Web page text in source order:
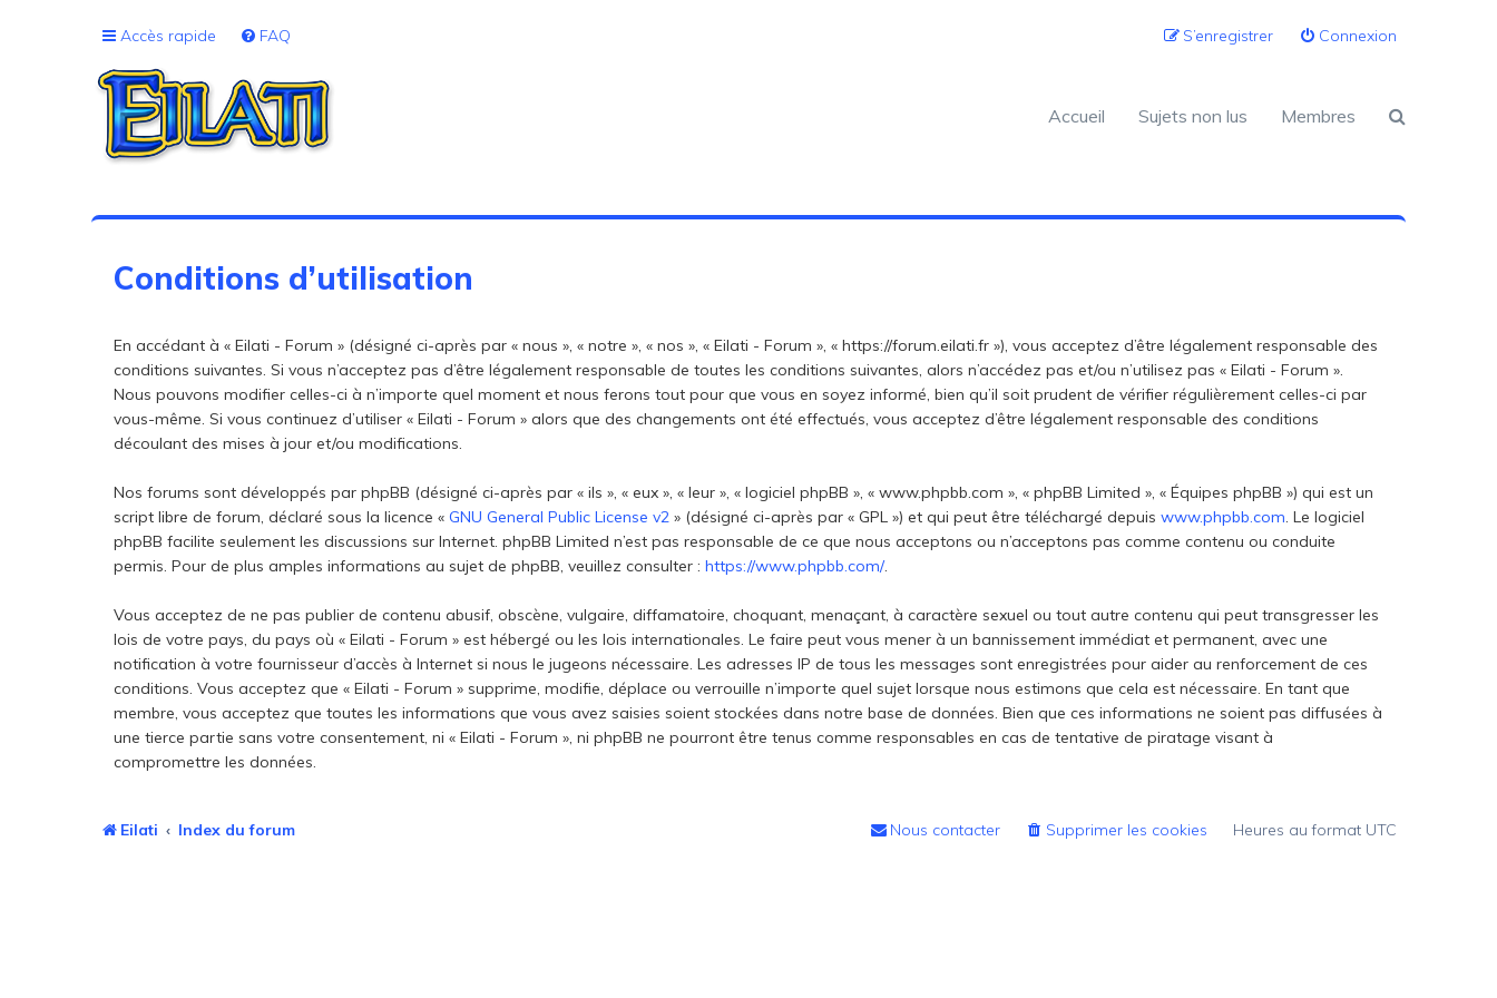
Accès rapide FAQ Connexion
S’enregistrer
Accueil Sujets non lus Membres
Conditions d’utilisation
En accédant à « Eilati - Forum » (désigné ci-après par « nous », « notre », « nos », « Eilati - Forum », « https://forum.eilati.fr »), vous acceptez d’être légalement responsable des
conditions suivantes. Si vous n’acceptez pas d’être légalement responsable de toutes les conditions suivantes, alors n’accédez pas et/ou n’utilisez pas « Eilati - Forum ».
Nous pouvons modifier celles-ci à n’importe quel moment et nous ferons tout pour que vous en soyez informé, bien qu’il soit prudent de vérifier régulièrement celles-ci par
vous-même. Si vous continuez d’utiliser « Eilati - Forum » alors que des changements ont été effectués, vous acceptez d’être légalement responsable des conditions
découlant des mises à jour et/ou modifications.
Nos forums sont développés par phpBB (désigné ci-après par « ils », « eux », « leur », « logiciel phpBB », « www.phpbb.com », « phpBB Limited », « Équipes phpBB ») qui est un
script libre de forum, déclaré sous la licence «GNU General Public License v2 » (désigné ci-après par « GPL ») et qui peut être téléchargé depuiswww.phpbb.com. Le logiciel
phpBB facilite seulement les discussions sur Internet. phpBB Limited n’est pas responsable de ce que nous acceptons ou n’acceptons pas comme contenu ou conduite
permis. Pour de plus amples informations au sujet de phpBB, veuillez consulter :https://www.phpbb.com/.
Vous acceptez de ne pas publier de contenu abusif, obscène, vulgaire, diffamatoire, choquant, menaçant, à caractère sexuel ou tout autre contenu qui peut transgresser les
lois de votre pays, du pays où « Eilati - Forum » est hébergé ou les lois internationales. Le faire peut vous mener à un bannissement immédiat et permanent, avec une
notification à votre fournisseur d’accès à Internet si nous le jugeons nécessaire. Les adresses IP de tous les messages sont enregistrées pour aider au renforcement de ces
conditions. Vous acceptez que « Eilati - Forum » supprime, modifie, déplace ou verrouille n’importe quel sujet lorsque nous estimons que cela est nécessaire. En tant que
membre, vous acceptez que toutes les informations que vous avez saisies soient stockées dans notre base de données. Bien que ces informations ne soient pas diffusées à
une tierce partie sans votre consentement, ni « Eilati - Forum », ni phpBB ne pourront être tenus comme responsables en cas de tentative de piratage visant à
compromettre les données.
Eilati Index du forum Heures au format UTC
Supprimer les cookies
Nous contacter